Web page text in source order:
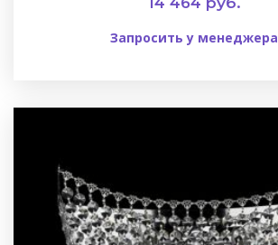
Запросить у менеджера